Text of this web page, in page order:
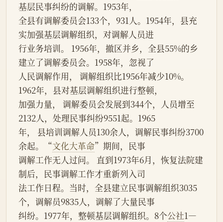
基层民事纠纷的调解。1953年，
全县有调解委员会133个，931人。1954年，县充
实加强基层调解组织，对调解人员进
行业务培训。 1956年，撤区并乡，全县55%的乡
建立了调解委员会。1958年，忽视了
人民调解作用， 调解组织比1956年减少10%。
1962年，县对基层调解组织进行整顿，
加强力量， 调解委员会发展到344个，人员增至
2132人，处理民事纠纷9551起。1965
年， 县培训调解人员130余人，调解民事纠纷3700
余起。“文化大革命”期间，民事
调解工作无人过问。 直到1973年6月，恢复法院建
制后，民事调解工作才重新列入司
法工作日程。当时，全县建立民事调解组织3035
个，调解员9835人，调解了大量民事
纠纷。1977年，整顿基层调解组织。8个公社1—